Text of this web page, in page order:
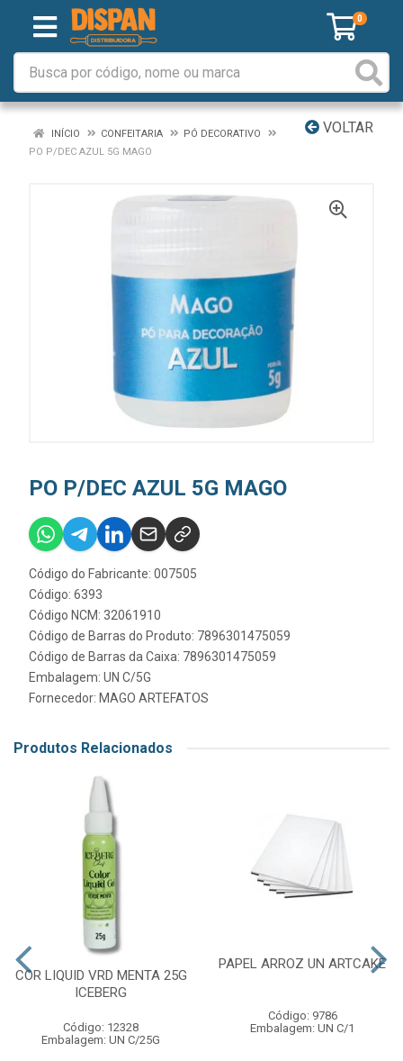
0
VOLTAR
INÍCIO CONFEITARIA
PÓ DECORATIVO
PO P/DEC AZUL 5G MAGO
PO P/DEC AZUL 5G MAGO
Código do Fabricante: 007505
Código: 6393
Código NCM: 32061910
Código de Barras do Produto: 7896301475059
Código de Barras da Caixa: 7896301475059
Embalagem: UN C/5G
Fornecedor: MAGO ARTEFATOS
Produtos Relacionados
COR LIQUID VRD MENTA 25G
ICEBERG
Código: 12328
Embalagem: UN C/25G
PAPEL ARROZ UN ARTCAKE
Código: 9786
Embalagem: UN C/1